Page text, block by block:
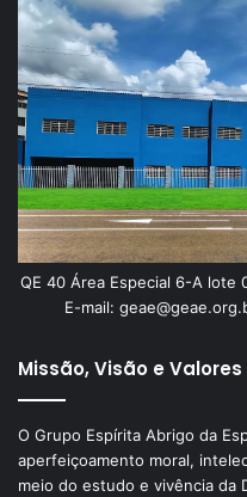
QE 40 Área Especial 6-A lote
E-mail:
Missão, Visão e Valores
O Grupo Espírita Abrigo da
aperfeiçoamento moral,
meio do estudo e vivência da